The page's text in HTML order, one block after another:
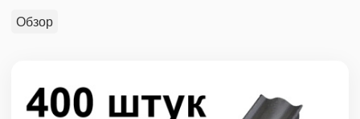
Обзор